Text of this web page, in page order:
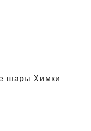
шары Химки